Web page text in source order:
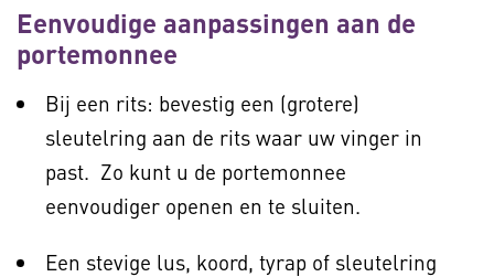
Eenvoudige aanpassingen aan de
portemonnee
Bij een rits: bevestig een (grotere)
sleutelring aan de rits waar uw vinger in
past. Zo kunt u de portemonnee
eenvoudiger openen en te sluiten.
Een stevige lus, koord, tyrap of sleutelring